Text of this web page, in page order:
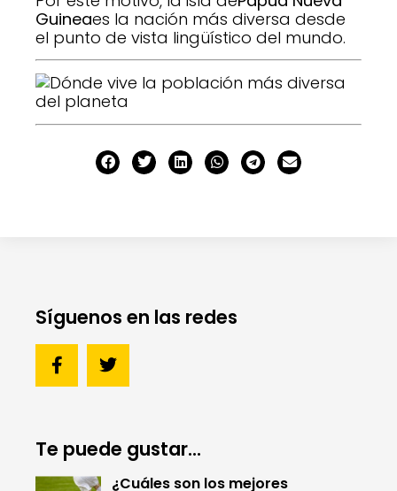
Guineaes la nación más diversa desde
el punto de vista lingüístico del mundo.
Síguenos en las redes
Te puede gustar...
¿Cuáles son los mejores